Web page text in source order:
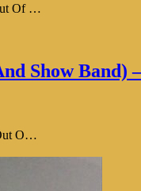
Of …
Show Band)
O…